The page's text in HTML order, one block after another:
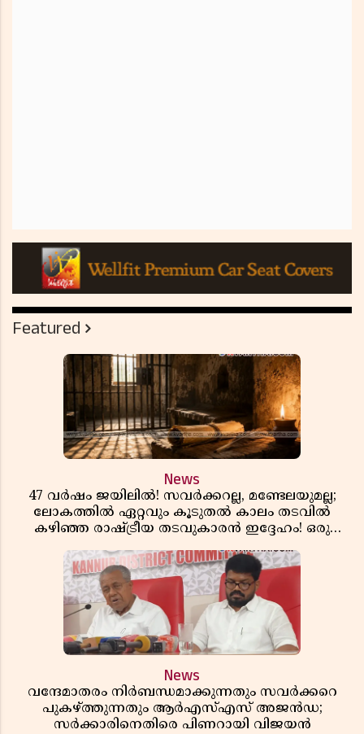
Featured
News
47 വർഷം ജയിലിൽ! സവർക്കറല്ല, മണ്ടേലയുമല്ല;
ലോകത്തിൽ ഏറ്റവും കൂടുതൽ കാലം തടവിൽ
കഴിഞ്ഞ രാഷ്ട്രീയ തടവുകാരൻ ഇദ്ദേഹം! ഒരു
News
വന്ദേമാതരം നിർബന്ധമാക്കുന്നതും സവർക്കറെ
പുകഴ്ത്തുന്നതും ആർഎസ്എസ് അജൻഡ;
സർക്കാരിനെതിരെ പിണറായി വിജയൻ